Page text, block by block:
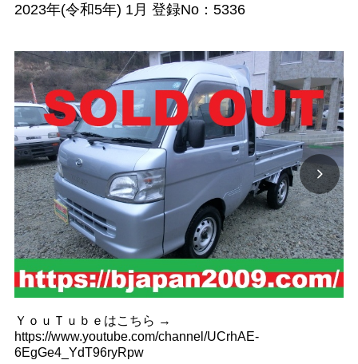
2023年(令和5年) 1月 登録No：5336
ＹｏｕＴｕｂｅはこちら →
https://www.youtube.com/channel/UCrhAE-
6EgGe4_YdT96ryRpw